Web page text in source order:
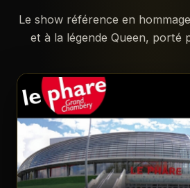
Le show référence en
et à la légende Queen, porté